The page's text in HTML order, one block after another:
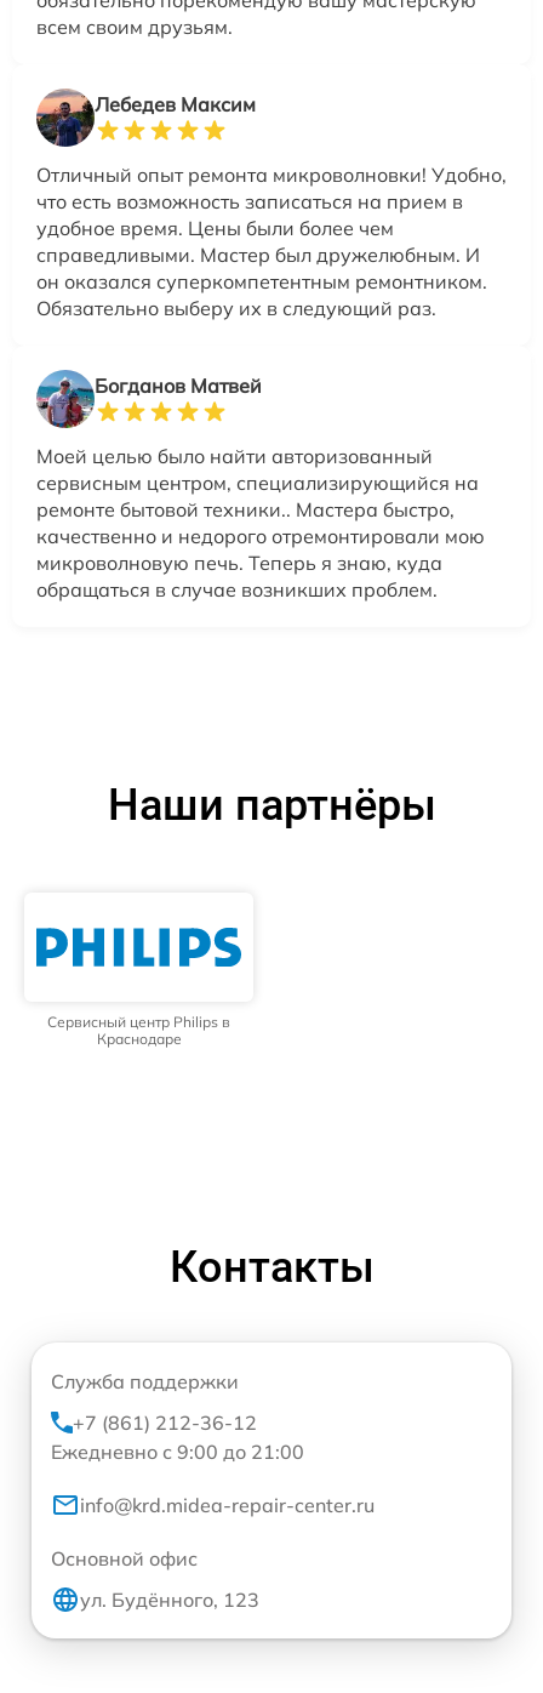
всем своим друзьям.
Лебедев Максим
Отличный опыт ремонта микроволновки! Удобно,
что есть возможность записаться на прием в
удобное время. Цены были более чем
справедливыми. Мастер был дружелюбным. И
он оказался суперкомпетентным ремонтником.
Обязательно выберу их в следующий раз.
Богданов Матвей
Моей целью было найти авторизованный
сервисным центром, специализирующийся на
ремонте бытовой техники.. Мастера быстро,
качественно и недорого отремонтировали мою
микроволновую печь. Теперь я знаю, куда
обращаться в случае возникших проблем.
Наши партнёры
Сервисный центр Philips в
Краснодаре
Контакты
Служба поддержки
+7 (861) 212-36-12
Ежедневно с 9:00 до 21:00
info@krd.midea-repair-center.ru
Основной офис
ул. Будённого, 123